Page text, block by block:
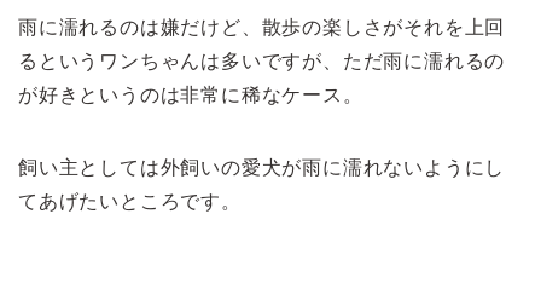
雨に濡れるのは嫌だけど、散歩の楽しさがそれを上回
るというワンちゃんは多いですが、ただ雨に濡れるの
が好きというのは非常に稀なケース。
飼い主としては外飼いの愛犬が雨に濡れないようにし
てあげたいところです。